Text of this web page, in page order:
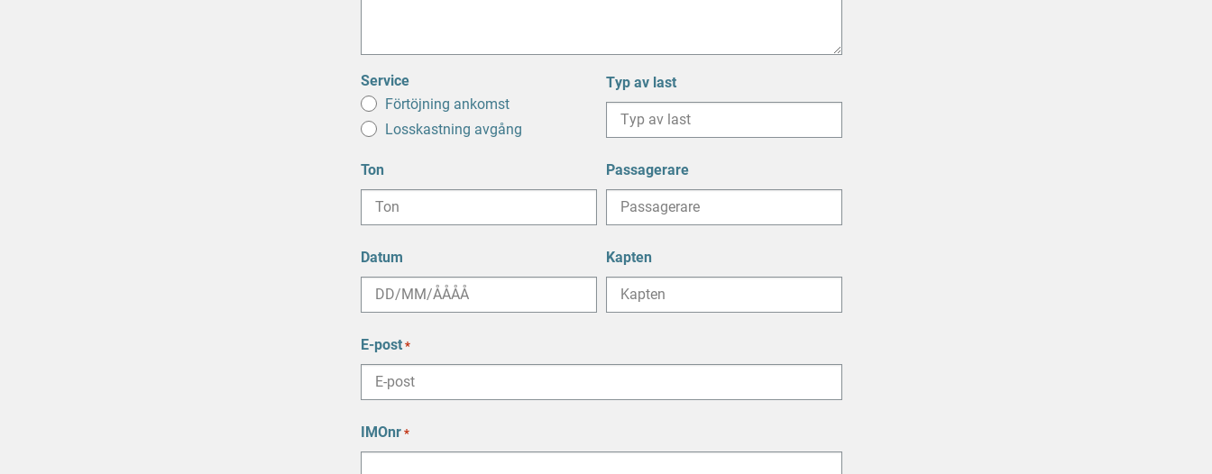
Service
Förtöjning ankomst
Losskastning avgång
Typ av last
Ton Passagerare
Datum
DD
snedstreck
ÅÅÅÅ
Kapten
E-post*
IMOnr*